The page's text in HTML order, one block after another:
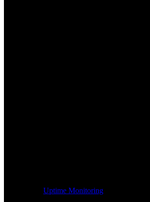
Uptime Monitoring